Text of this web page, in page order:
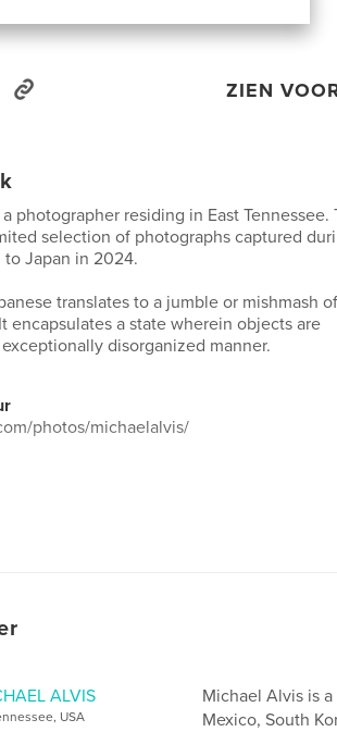
ZIEN
a photographer residing in East Tennessee.
selection of photographs captured
Japan in 2024.
translates to a jumble or mishmash of
encapsulates a state wherein objects are
disorganized manner.
photos/michaelalvis/
ALVIS
USA
Michael Alvis is
Mexico, South